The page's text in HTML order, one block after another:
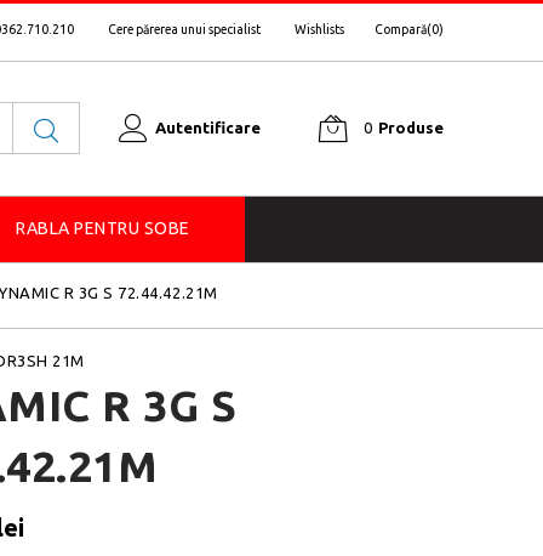
Cere părerea unui specialist Wishlists Compară(0)
Autentificare 0 Produse
RABLA PENTRU SOBE
R 3G S 72.44.42.21M
21M
R 3G S